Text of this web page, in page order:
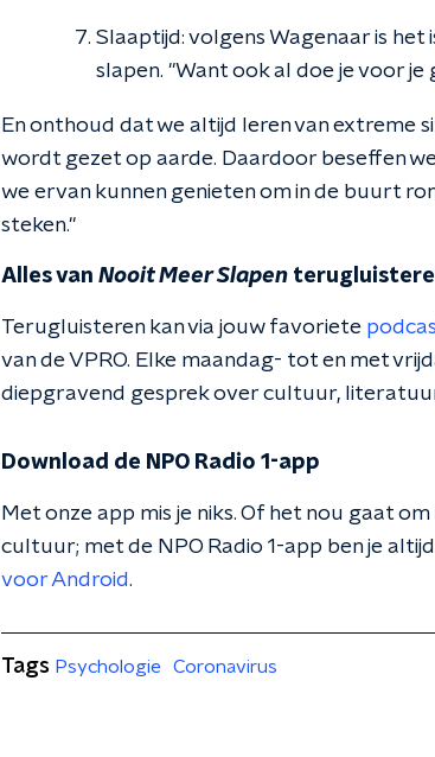
Slaaptijd: volgens Wagenaar is
slapen. "Want ook al doe je voor
En onthoud dat we altijd leren van extreme
wordt gezet op aarde. Daardoor beseffen
we ervan kunnen genieten om in de buurt
steken."
Alles van Nooit Meer Slapen
Terugluisteren kan via jouw favoriete
van de VPRO. Elke maandag- tot en met
diepgravend gesprek over cultuur,
Download de NPO Radio 1-app
Met onze app mis je niks. Of het nou gaat
cultuur; met de NPO Radio 1-app ben je
voor Android.
Tags Psychologie Coronavirus